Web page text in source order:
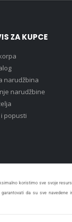
ZA KUPCE
narudžbina
narudžbine
popusti
koristimo sve svoje
da su sve